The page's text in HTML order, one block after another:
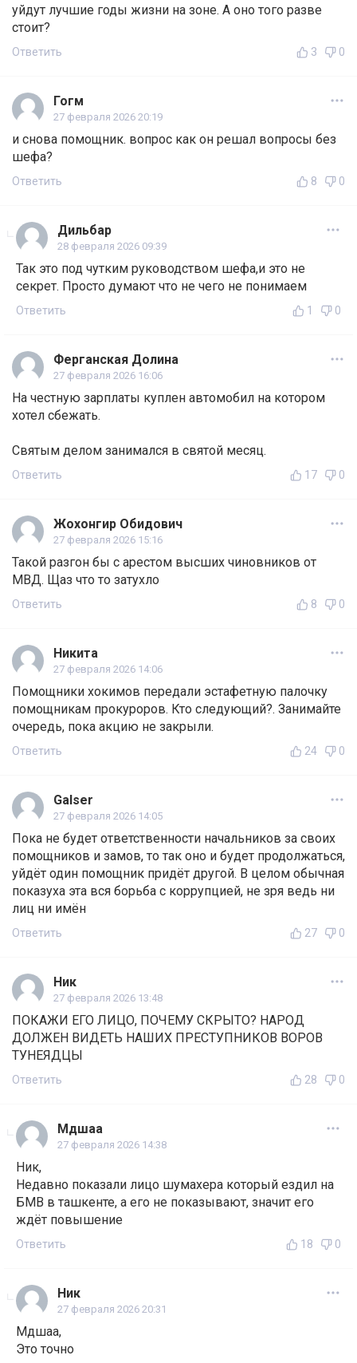
уйдут лучшие годы жизни на зоне. А оно того разве
стоит?
Ответить 3 0
Гогм
27 февраля 2026 20:19
и снова помощник. вопрос как он решал вопросы без
шефа?
Ответить 8 0
Дильбар
28 февраля 2026 09:39
Так это под чутким руководством шефа,и это не
секрет. Просто думают что не чего не понимаем
Ответить 1 0
Ферганская Долина
27 февраля 2026 16:06
На честную зарплаты куплен автомобил на котором
хотел сбежать.
Святым делом занимался в святой месяц.
Ответить 17 0
Жохонгир Обидович
27 февраля 2026 15:16
Такой разгон бы с арестом высших чиновников от
МВД. Щаз что то затухло
Ответить 8 0
Никита
27 февраля 2026 14:06
Помощники хокимов передали эстафетную палочку
помощникам прокуроров. Кто следующий?. Занимайте
очередь, пока акцию не закрыли.
Ответить 24 0
Galser
27 февраля 2026 14:05
Пока не будет ответственности начальников за своих
помощников и замов, то так оно и будет продолжаться,
уйдёт один помощник придёт другой. В целом обычная
показуха эта вся борьба с коррупцией, не зря ведь ни
лиц ни имён
Ответить 27 0
Ник
27 февраля 2026 13:48
ПОКАЖИ ЕГО ЛИЦО, ПОЧЕМУ СКРЫТО? НАРОД
ДОЛЖЕН ВИДЕТЬ НАШИХ ПРЕСТУПНИКОВ ВОРОВ
ТУНЕЯДЦЫ
Ответить 28 0
Мдшаа
27 февраля 2026 14:38
Ник,
Недавно показали лицо шумахера который ездил на
БМВ в ташкенте, а его не показывают, значит его
ждёт повышение
Ответить 18 0
Ник
27 февраля 2026 20:31
Мдшаа,
Это точно